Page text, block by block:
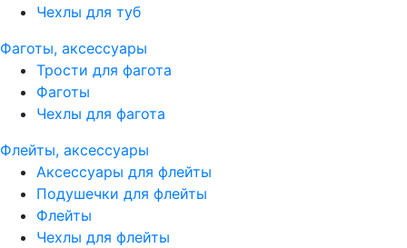
Чехлы для туб
Фаготы, аксессуары
Трости для фагота
Фаготы
Чехлы для фагота
Флейты, аксессуары
Аксессуары для флейты
Подушечки для флейты
Флейты
Чехлы для флейты